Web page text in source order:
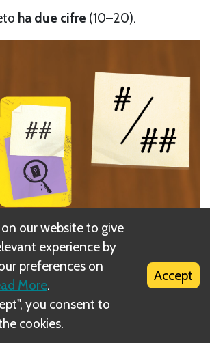
ha due cifre (10–20).
1
our website to give
experience by
preferences on
More.
you consent to
cookies.
Accept